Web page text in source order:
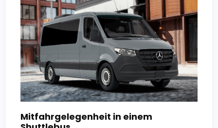
Mitfahrgelegenheit in einem